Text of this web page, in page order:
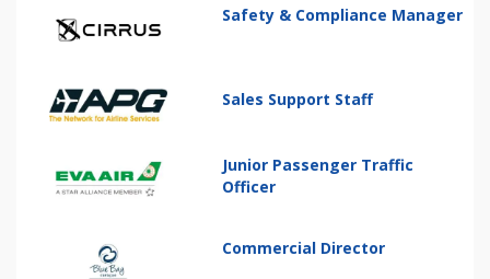
Safety & Compliance Manager
Sales Support Staff
Junior Passenger Traffic
Officer
Commercial Director